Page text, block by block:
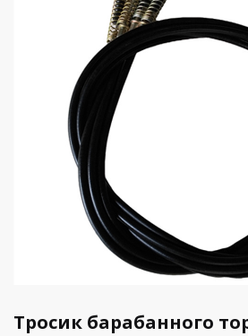
Тросик барабанного